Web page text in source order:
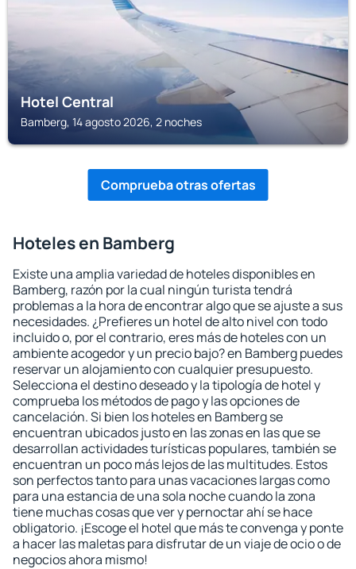
Hotel Central
Bamberg, 14 agosto 2026, 2 noches
Comprueba otras ofertas
Hoteles en Bamberg
Existe una amplia variedad de hoteles disponibles en
Bamberg, razón por la cual ningún turista tendrá
problemas a la hora de encontrar algo que se ajuste a sus
necesidades. ¿Prefieres un hotel de alto nivel con todo
incluido o, por el contrario, eres más de hoteles con un
ambiente acogedor y un precio bajo? en Bamberg puedes
reservar un alojamiento con cualquier presupuesto.
Selecciona el destino deseado y la tipología de hotel y
comprueba los métodos de pago y las opciones de
cancelación. Si bien los hoteles en Bamberg se
encuentran ubicados justo en las zonas en las que se
desarrollan actividades turísticas populares, también se
encuentran un poco más lejos de las multitudes. Estos
son perfectos tanto para unas vacaciones largas como
para una estancia de una sola noche cuando la zona
tiene muchas cosas que ver y pernoctar ahí se hace
obligatorio. ¡Escoge el hotel que más te convenga y ponte
a hacer las maletas para disfrutar de un viaje de ocio o de
negocios ahora mismo!